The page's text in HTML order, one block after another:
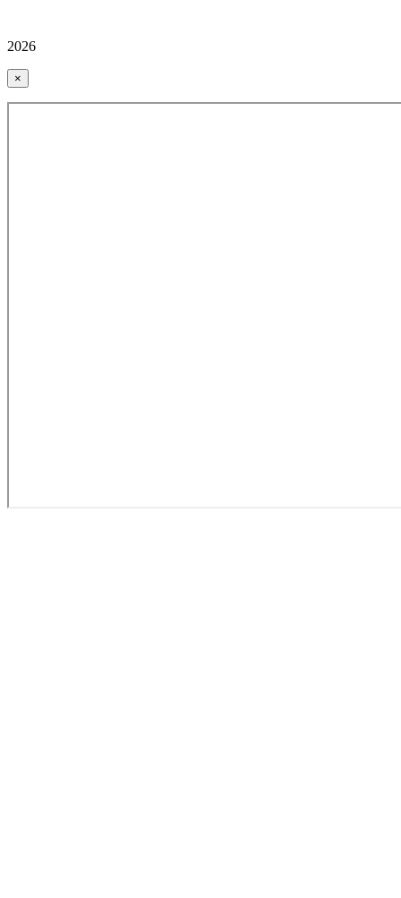
2026
×